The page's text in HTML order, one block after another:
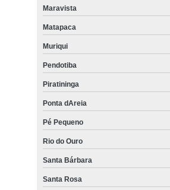
Maravista
Matapaca
Muriqui
Pendotiba
Piratininga
Ponta dAreia
Pé Pequeno
Rio do Ouro
Santa Bárbara
Santa Rosa